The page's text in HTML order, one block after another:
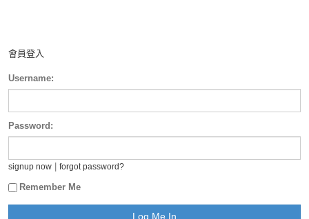
會員登入
Username:
Password:
signup now forgot password?
Remember Me